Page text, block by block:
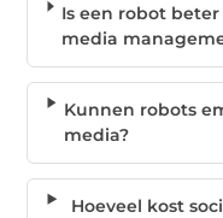
Is een robot
media
Kunnen robots
media?
Hoeveel kost